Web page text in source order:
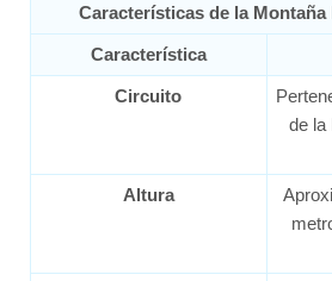
Características de la Montaña
Característica
Circuito
de la
Altura